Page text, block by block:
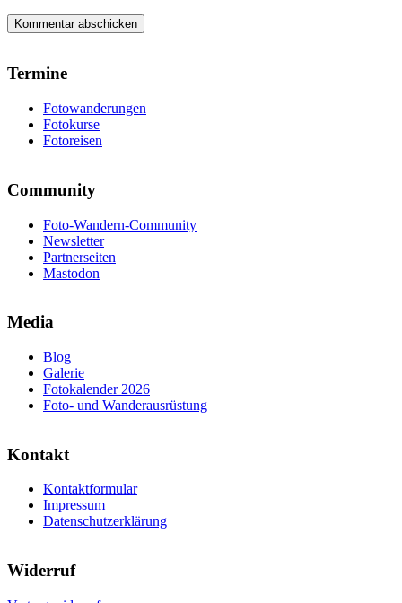
Termine
Fotowanderungen
Fotokurse
Fotoreisen
Community
Foto-Wandern-Community
Newsletter
Partnerseiten
Mastodon
Media
Blog
Galerie
Fotokalender 2026
Foto- und Wanderausrüstung
Kontakt
Kontaktformular
Impressum
Datenschutzerklärung
Widerruf